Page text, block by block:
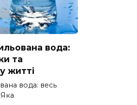
вода:
та
житті
вода: весь